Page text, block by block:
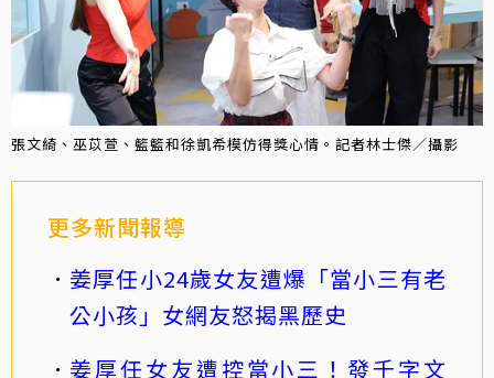
張文綺、巫苡萱、籃籃和徐凱希模仿得獎心情。記者林士傑／攝影
更多新聞報導
姜厚任小24歲女友遭爆「當小三有老
公小孩」女網友怒揭黑歷史
姜厚任女友遭控當小三！發千字文